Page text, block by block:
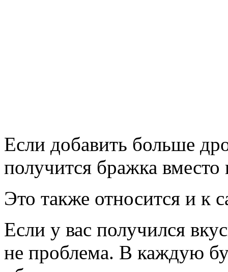
Если у вас получился
не проблема. В каждую
обыкновенного , и в
холодное место. Резкость
зависит от